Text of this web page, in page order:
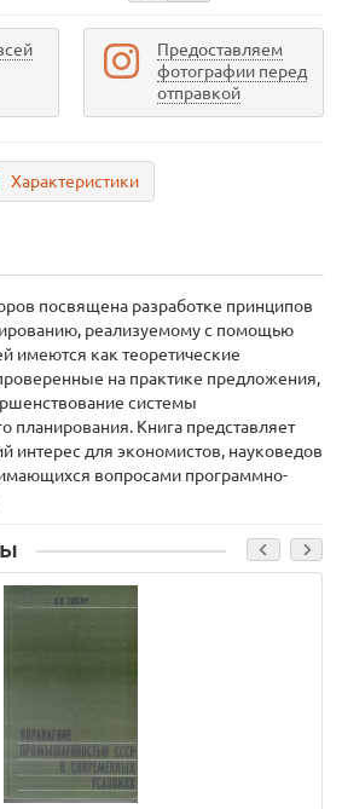
Предоставляем
фотографии перед
отправкой
Характеристики
посвящена разработке принципов
реализуемому с помощью
имеются как теоретические
на практике предложения,
системы
планирования. Книга представляет
интерес для экономистов, науковедов
вопросами программно-